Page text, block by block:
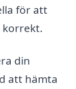
för att
din
att hämta